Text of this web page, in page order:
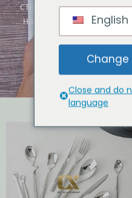
стали напрямую с
настраиваемые опции
Закажите сейчас,
English
Close and do
language